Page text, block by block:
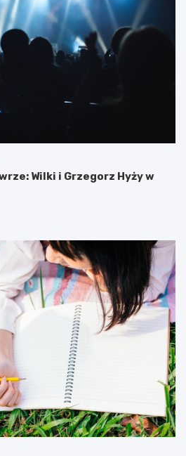
Wilki i Grzegorz Hyży w